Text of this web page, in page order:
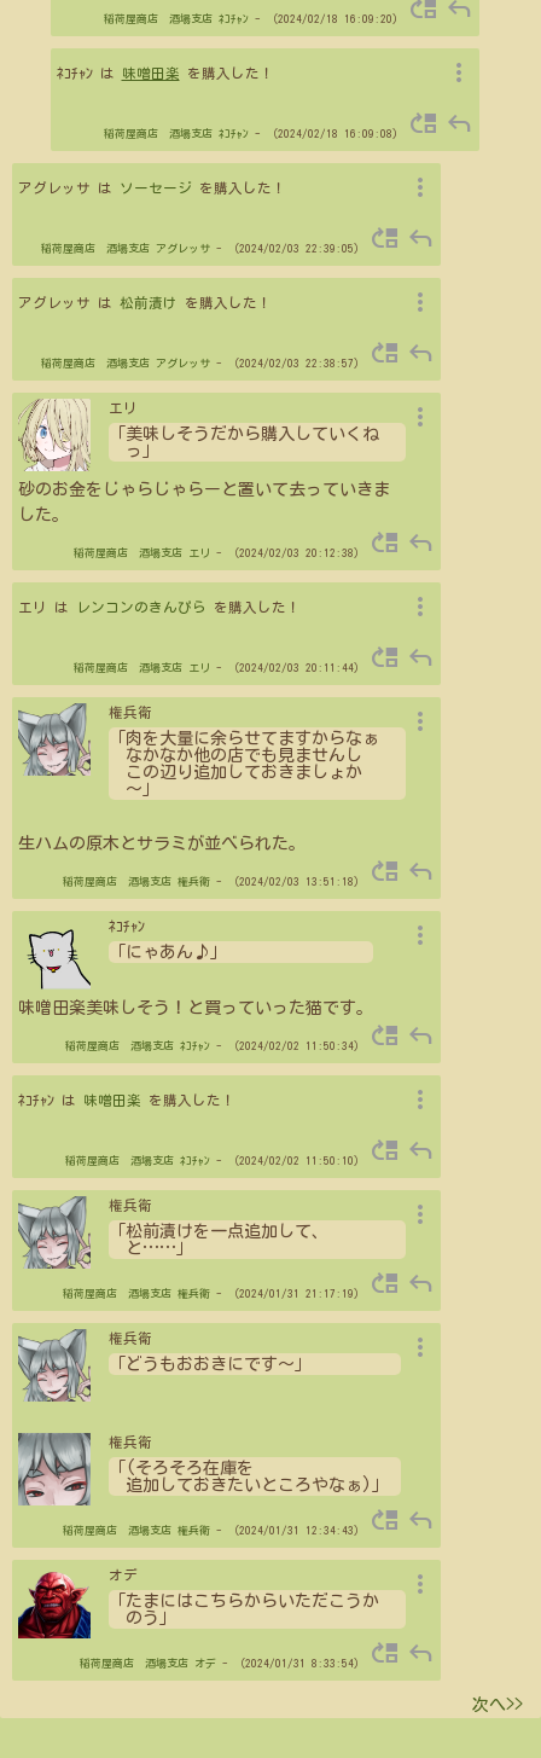
稲荷屋商店 酒場支店 ﾈｺﾁｬﾝ - （2024/02/18 16:09:20） move_up reply
ﾈｺﾁｬﾝ は 味噌田楽 を購入した！ more_vert
稲荷屋商店 酒場支店 ﾈｺﾁｬﾝ - （2024/02/18 16:09:08） move_up reply
アグレッサ は ソーセージ を購入した！ more_vert
稲荷屋商店 酒場支店 アグレッサ - （2024/02/03 22:39:05） move_up reply
アグレッサ は 松前漬け を購入した！ more_vert
稲荷屋商店 酒場支店 アグレッサ - （2024/02/03 22:38:57） move_up reply
エリ
「美味しそうだから購入していくね
っ」
砂のお金をじゃらじゃらーと置いて去っていきま
した。
more_vert
稲荷屋商店 酒場支店 エリ - （2024/02/03 20:12:38） move_up reply
エリ は レンコンのきんぴら を購入した！ more_vert
稲荷屋商店 酒場支店 エリ - （2024/02/03 20:11:44） move_up reply
権兵衛
「肉を大量に余らせてますからなぁ
なかなか他の店でも見ませんし
この辺り追加しておきましょか
～」
生ハムの原木とサラミが並べられた。
more_vert
稲荷屋商店 酒場支店 権兵衛 - （2024/02/03 13:51:18） move_up reply
ﾈｺﾁｬﾝ
「にゃあん♪」
味噌田楽美味しそう！と買っていった猫です。
more_vert
稲荷屋商店 酒場支店 ﾈｺﾁｬﾝ - （2024/02/02 11:50:34） move_up reply
ﾈｺﾁｬﾝ は 味噌田楽 を購入した！ more_vert
稲荷屋商店 酒場支店 ﾈｺﾁｬﾝ - （2024/02/02 11:50:10） move_up reply
権兵衛
「松前漬けを一点追加して、
と ……
more_vert
稲荷屋商店 酒場支店 権兵衛 - （2024/01/31 21:17:19） move_up reply
権兵衛
「どうもおおきにです～」
権兵衛
「(そろそろ在庫を
追加しておきたいところやなぁ)」
more_vert
稲荷屋商店 酒場支店 権兵衛 - （2024/01/31 12:34:43） move_up reply
オデ
「たまにはこちらからいただこうか
のう」
more_vert
稲荷屋商店 酒場支店 オデ - （2024/01/31 8:33:54） move_up reply
次へ>>